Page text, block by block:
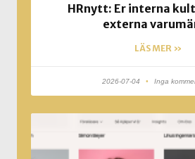
HRnytt: Er interna
externa
LÄS MER »
2026-07-04 Inga